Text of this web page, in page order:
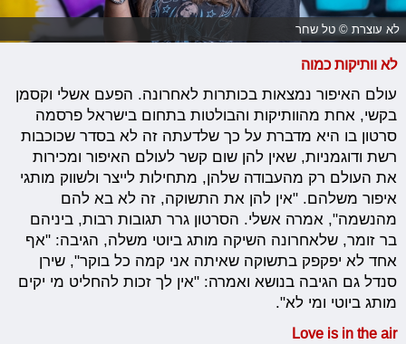
לא עוצרת © טל שחר
לא וותיקות כמוה
עולם האיפור נמצאות בכותרות לאחרונה. הפעם אשלי וקסמן
בקשי, אחת מהוותיקות והבולטות בתחום בישראל פרסמה
סרטון בו היא מדברת על כך שלדעתה זה לא בסדר שכוכבות
רשת ודוגמניות, שאין להן שום קשר לעולם האיפור ומכירות
את העולם רק מהעבודה שלהן, מתחילות לייצר ולשווק מותגי
איפור משלהם. "אין להן את התשוקה, זה לא בא להם
מהנשמה", אמרה אשלי. הסרטון גרר תגובות רבות, ביניהם
בר זומר, שלאחרונה השיקה מותג ביוטי משלה, הגיבה: "אף
אחד לא יפקפק בתשוקה שאיתה אני קמה כל בוקר", שירן
סנדל גם הגיבה בנושא ואמרה: "אין לך זכות להחליט מי יקים
מותג ביוטי ומי לא".
Love is in the air